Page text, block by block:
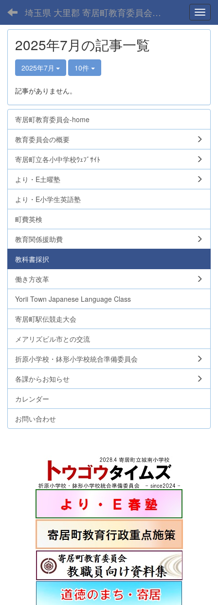
埼玉県 大里郡 寄居町教育委員会-home
2025年7月の記事一覧
2025年7月 10件
記事がありません。
寄居町教育委員会-home
教育委員会の概要
寄居町立各小中学校ｳｪﾌﾞｻｲﾄ
より・E土曜塾
より・E小学生英語塾
町費英検
教育関係援助費
教科書採択
働き方改革
Yorii Town Japanese Language Class
寄居町駅伝競走大会
メアリズビル市との交流
折原小学校・鉢形小学校統合準備委員会
各課からお知らせ
カレンダー
お問い合わせ